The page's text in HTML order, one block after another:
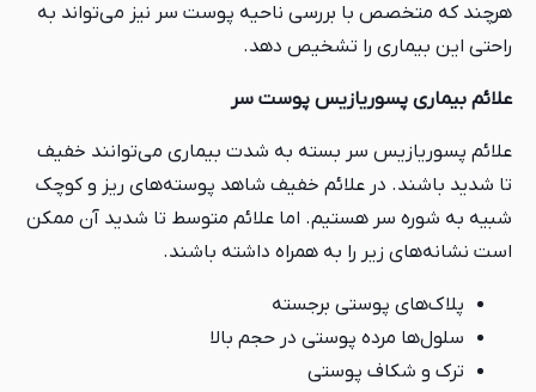
هرچند که متخصص با بررسی ناحیه پوست سر نیز می‌تواند به
راحتی این بیماری را تشخیص دهد.
علائم بیماری پسوریازیس پوست سر
علائم پسوریازیس سر بسته به شدت بیماری می‌توانند خفیف
تا شدید باشند. در علائم خفیف شاهد پوسته‌های ریز و کوچک
شبیه به شوره سر هستیم. اما علائم متوسط تا شدید آن ممکن
است نشانه‌های زیر را به همراه داشته باشند.
پلاک‌های پوستی برجسته
سلول‌ها مرده پوستی در حجم بالا
ترک و شکاف پوستی